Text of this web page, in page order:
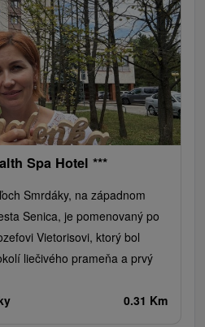
Spa Hotel ***
Smrdáky, na západnom
Senica, je pomenovaný po
Vietorisovi, ktorý bol
liečivého prameňa a prvý
0.31 Km